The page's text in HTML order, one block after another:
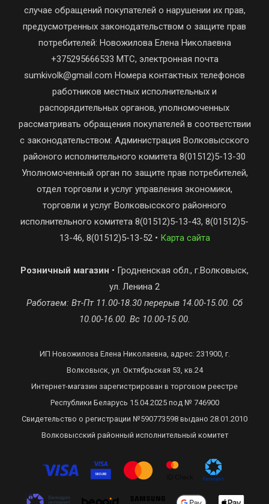
случае обращений покупателей о нарушении их прав,
предусмотренных законодательством о защите прав
потребителей: Новожилова Елена Николаевна
+375295666533 МТС, электронная почта
sumkivolk@gmail.com Номера контактных телефонов
работников местных исполнительных и
распорядительных органов, уполномоченных
рассматривать обращения покупателей в соответствии
с законодательством: Администрация Волковысского
районого исполнительного комитета 8(01512)5-13-30
Уполномоченный орган по защите прав потребителей,
отдел торговли и услуг управления экономики,
торговли и услуг Волковысского районного
исполнительного комитета 8(01512)5-13-43, 8(01512)5-
13-46, 8(01512)5-13-52 • Карта сайта
Розничный магазин • Гродненская обл., г.Волковыск,
ул. Ленина 2
Работаем: Вт-Пт 11.00-18.30 перерыв 14.00-15.00. Сб
10.00-16.00. Вс 10.00-15.00.
ИП Новожилова Елена Николаевна, адрес: 231900, г.
Волковыск, ул. Октябрьская 53, кв.24
Интернет-магазин зарегистрирован в торговом реестре
Республики Беларусь 15.04.2025 под № 746900
Свидетельство о регистрации №590773598 выдано 28.01.2010
Волковысский районный исполнительный комитет